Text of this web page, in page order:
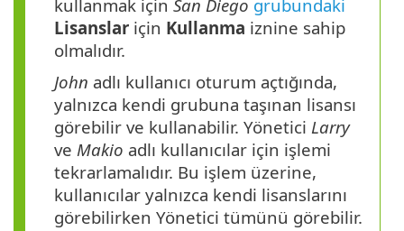
kullanmak için San Diego grubundaki
Lisanslar için Kullanma iznine sahip
olmalıdır.
John adlı kullanıcı oturum açtığında,
yalnızca kendi grubuna taşınan lisansı
görebilir ve kullanabilir. Yönetici Larry
ve Makio adlı kullanıcılar için işlemi
tekrarlamalıdır. Bu işlem üzerine,
kullanıcılar yalnızca kendi lisanslarını
görebilirken Yönetici tümünü görebilir.